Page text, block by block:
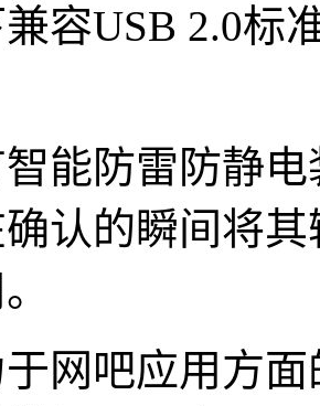
容USB 2.0标
能防雷防静
认的瞬间将
网吧应用方